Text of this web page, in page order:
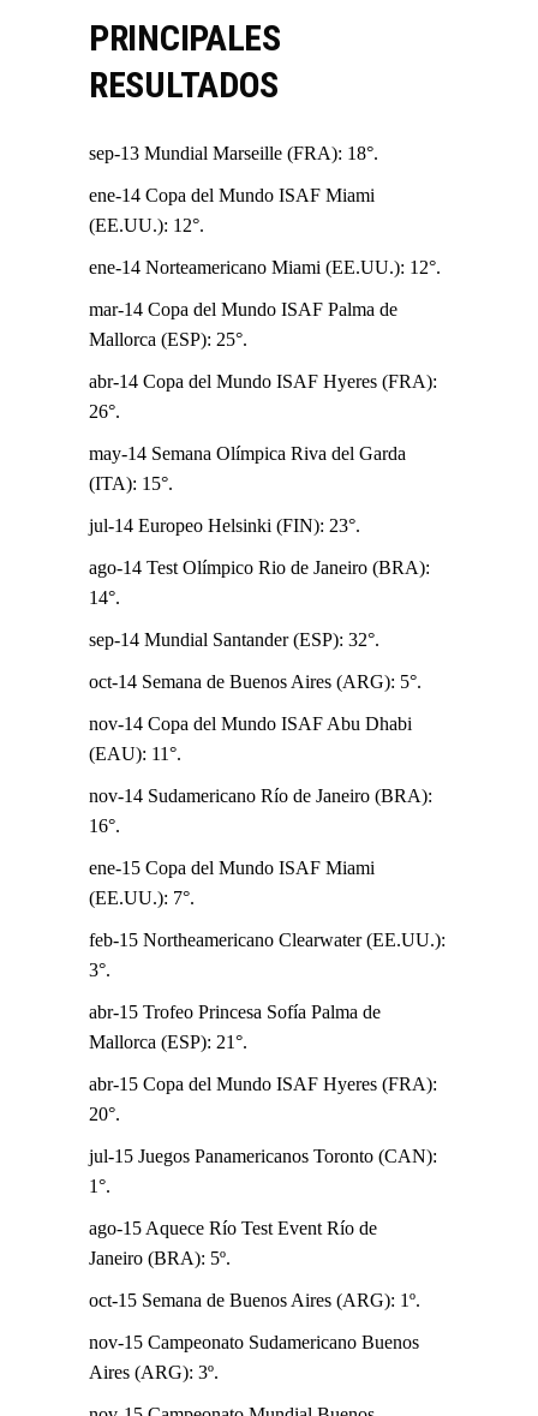
PRINCIPALES
RESULTADOS
sep-13 Mundial Marseille (FRA): 18°.
ene-14 Copa del Mundo ISAF Miami
(EE.UU.): 12°.
ene-14 Norteamericano Miami (EE.UU.): 12°.
mar-14 Copa del Mundo ISAF Palma de
Mallorca (ESP): 25°.
abr-14 Copa del Mundo ISAF Hyeres (FRA):
26°.
may-14 Semana Olímpica Riva del Garda
(ITA): 15°.
jul-14 Europeo Helsinki (FIN): 23°.
ago-14 Test Olímpico Rio de Janeiro (BRA):
14°.
sep-14 Mundial Santander (ESP): 32°.
oct-14 Semana de Buenos Aires (ARG): 5°.
nov-14 Copa del Mundo ISAF Abu Dhabi
(EAU): 11°.
nov-14 Sudamericano Río de Janeiro (BRA):
16°.
ene-15 Copa del Mundo ISAF Miami
(EE.UU.): 7°.
feb-15 Northeamericano Clearwater (EE.UU.):
3°.
abr-15 Trofeo Princesa Sofía Palma de
Mallorca (ESP): 21°.
abr-15 Copa del Mundo ISAF Hyeres (FRA):
20°.
jul-15 Juegos Panamericanos Toronto (CAN):
1°.
ago-15 Aquece Río Test Event Río de
Janeiro (BRA): 5º.
oct-15 Semana de Buenos Aires (ARG): 1º.
nov-15 Campeonato Sudamericano Buenos
Aires (ARG): 3º.